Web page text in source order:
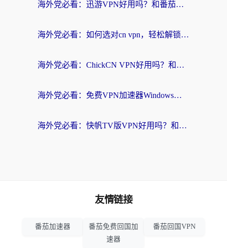
海外党必看：迅游VPN好用吗？和番茄加速器VPN对比哪个回国效果更好？
海外党必看：如何选对cn vpn，轻松解锁国内影音游戏？
海外党必看：ChickCN VPN好用吗？和星河VPN对比哪个回国效果更好？附真实体验+避坑指南
海外党必看：免费VPN加速器Windows版怎么选？附真实测评与无缝访问国内资源指南
海外党必看：快帆TV版VPN好用吗？和hi龟龟VPN对比哪个回国效果更好？附免费加速器选择指南
友情链接
番茄加速器
番茄免费回国加
速器
番茄回国VPN